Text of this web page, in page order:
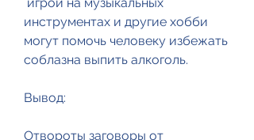
инструментах и другие хобби
могут помочь человеку избежать
соблазна выпить алкоголь.
Вывод:
Отвороты заговоры от